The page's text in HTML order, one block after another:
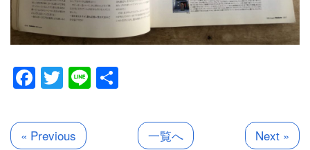
Facebook
Twitter
Line
« Previous 一覧へ Next »